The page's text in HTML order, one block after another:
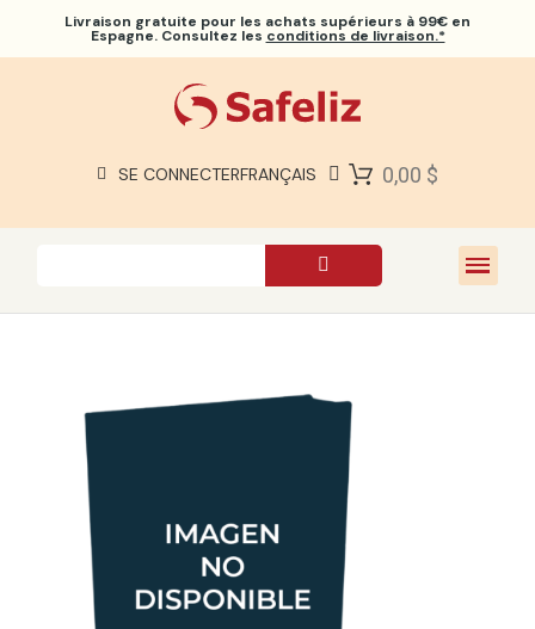
Livraison gratuite pour les achats supérieurs à 99€ en
Espagne. Consultez les conditions de livraison.*
SE CONNECTERFRANÇAIS 0,00 $
À PROPOS DE NOUS